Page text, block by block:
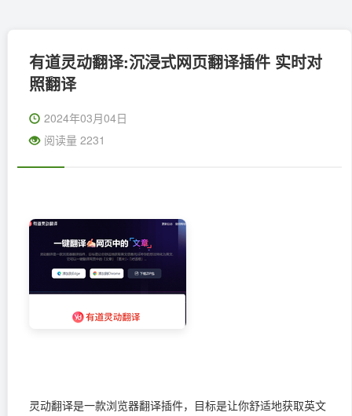
有道灵动翻译:沉浸式网页翻译插件 实时对
照翻译
2024年03月04日
阅读量 2231
灵动翻译是一款浏览器翻译插件，目标是让你舒适地获取英文